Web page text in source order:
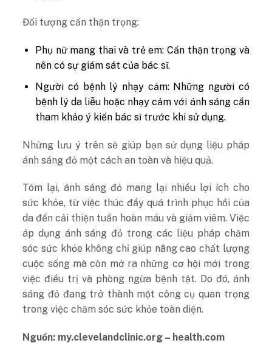
Đối tượng cần thận trọng:
Phụ nữ mang thai và trẻ em: Cần thận trọng và
nên có sự giám sát của bác sĩ.
Người có bệnh lý nhạy cảm: Những người có
bệnh lý da liễu hoặc nhạy cảm với ánh sáng cần
tham khảo ý kiến bác sĩ trước khi sử dụng.
Những lưu ý trên sẽ giúp bạn sử dụng liệu pháp
ánh sáng đỏ một cách an toàn và hiệu quả.
Tóm lại, ánh sáng đỏ mang lại nhiều lợi ích cho
sức khỏe, từ việc thúc đẩy quá trình phục hồi của
da đến cải thiện tuần hoàn máu và giảm viêm. Việc
áp dụng ánh sáng đỏ trong các liệu pháp chăm
sóc sức khỏe không chỉ giúp nâng cao chất lượng
cuộc sống mà còn mở ra những cơ hội mới trong
việc điều trị và phòng ngừa bệnh tật. Do đó, ánh
sáng đỏ đang trở thành một công cụ quan trọng
trong việc chăm sóc sức khỏe toàn diện.
Nguồn: my.clevelandclinic.org – health.com